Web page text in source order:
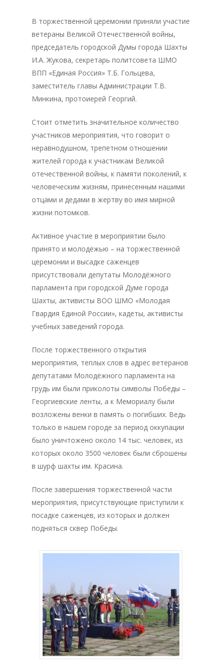
В торжественной церемонии приняли участие
ветераны Великой Отечественной войны,
председатель городской Думы города Шахты
И.А. Жукова, секретарь политсовета ШМО
ВПП «Единая Россия» Т.Б. Гольцева,
заместитель главы Администрации Т.В.
Минкина, протоиерей Георгий.
Стоит отметить значительное количество
участников мероприятия, что говорит о
неравнодушном, трепетном отношении
жителей города к участникам Великой
отечественной войны, к памяти поколений, к
человеческим жизням, принесенным нашими
отцами и дедами в жертву во имя мирной
жизни потомков.
Активное участие в мероприятии было
принято и молодёжью – на торжественной
церемонии и высадке саженцев
присутствовали депутаты Молодёжного
парламента при городской Думе города
Шахты, активисты ВОО ШМО «Молодая
Гвардия Единой России», кадеты, активисты
учебных заведений города.
После торжественного открытия
мероприятия, теплых слов в адрес ветеранов
депутатами Молодёжного парламента на
грудь им были приколоты символы Победы –
Георгиевские ленты, а к Мемориалу были
возложены венки в память о погибших. Ведь
только в нашем городе за период оккупации
было уничтожено около 14 тыс. человек, из
которых около 3500 человек были сброшены
в шурф шахты им. Красина.
После завершения торжественной части
мероприятия, присутствующие приступили к
посадке саженцев, из которых и должен
подняться сквер Победы.